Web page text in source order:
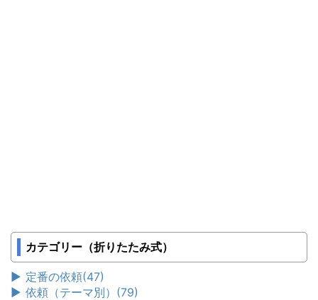
カテゴリー（折りたたみ式）
► 定番の依頼(47)
► 依頼（テーマ別） (79)